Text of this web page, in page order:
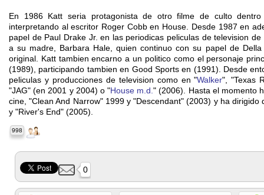
En 1986 Katt seria protagonista de otro filme de culto
interpretando al escritor Roger Cobb en House. Desde 1987 en
papel de Paul Drake Jr. en las periodicas peliculas de television
a su madre, Barbara Hale, quien continuo con su papel de
original. Katt tambien encarno a un politico como el personaje
(1989), participando tambien en Good Sports en (1991). Desde
peliculas y producciones de television como en "Walker", "Texas
"JAG" (en 2001 y 2004) o "House m.d." (2006). Hasta el momento
cine, "Clean And Narrow" 1999 y "Descendant" (2003) y ha dirigido
y "River's End" (2005).
998
0